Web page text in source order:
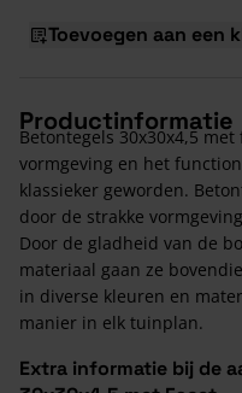
Toevoegen aan een
Productinformatie
Betontegels 30x30x4,5
vormgeving en het
klassieker geworden.
door de strakke
Door de gladheid van de
materiaal gaan ze
in diverse kleuren en
manier in elk tuinplan.
Extra informatie bij de